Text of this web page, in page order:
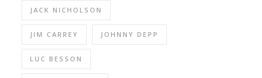
JACK NICHOLSON
JIM CARREY JOHNNY DEPP
LUC BESSON